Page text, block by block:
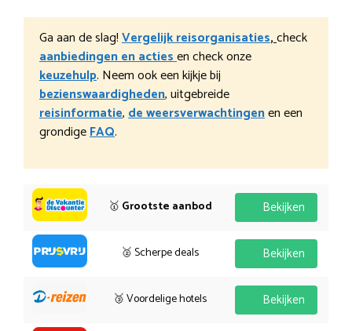
Ga aan de slag!Vergelijk reisorganisaties,check
aanbiedingen en actiesen check onze
keuzehulp. Neem ook een kijkje bij
bezienswaardigheden, uitgebreide
reisinformatie,de weersverwachtingenen een
grondigeFAQ.
🥇 Grootste aanbod Bekijken
🥈 Scherpe deals Bekijken
🥉 Voordelige hotels Bekijken